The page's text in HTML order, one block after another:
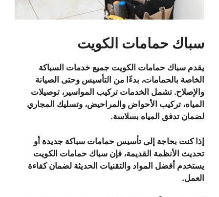
سباك حمامات الكويت
يقدم سباك حمامات الكويت جميع خدمات السباكة
الخاصة بالحمامات، بدءًا من التأسيس وحتى الصيانة
والإصلاح. تشمل الخدمات تركيب المواسير، توصيلات
المياه، تركيب الأحواض والمراحيض، وتسليك المجاري
لضمان تدفق المياه بسلاسة.
إذا كنت بحاجة إلى تأسيس حمامات سباكة جديدة أو
تحديث الأنظمة القديمة، فإن سباك حمامات الكويت
يستخدم أفضل المواد والتقنيات الحديثة لضمان كفاءة
العمل.